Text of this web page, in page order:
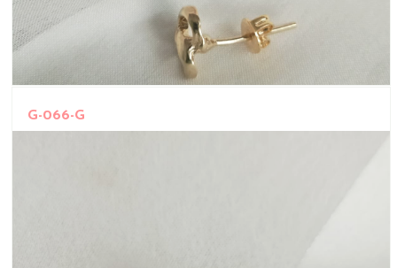
G-066-G